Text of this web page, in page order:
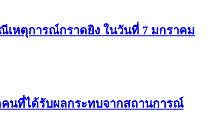
หตุการณ์กราดยิง ในวันที่ 7 มกราคม
นที่ได้รับผลกระทบจากสถานการณ์